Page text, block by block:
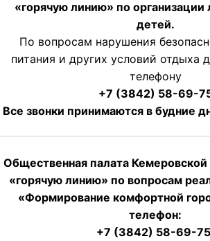
«горячую линию» по организации
детей.
По вопросам нарушения
питания и других условий отдыха
телефону
+7 (3842) 58-69-
Все звонки принимаются в будние
Общественная палата
«горячую линию» по вопросам
«Формирование комфортной
телефон:
+7 (3842) 58-69-